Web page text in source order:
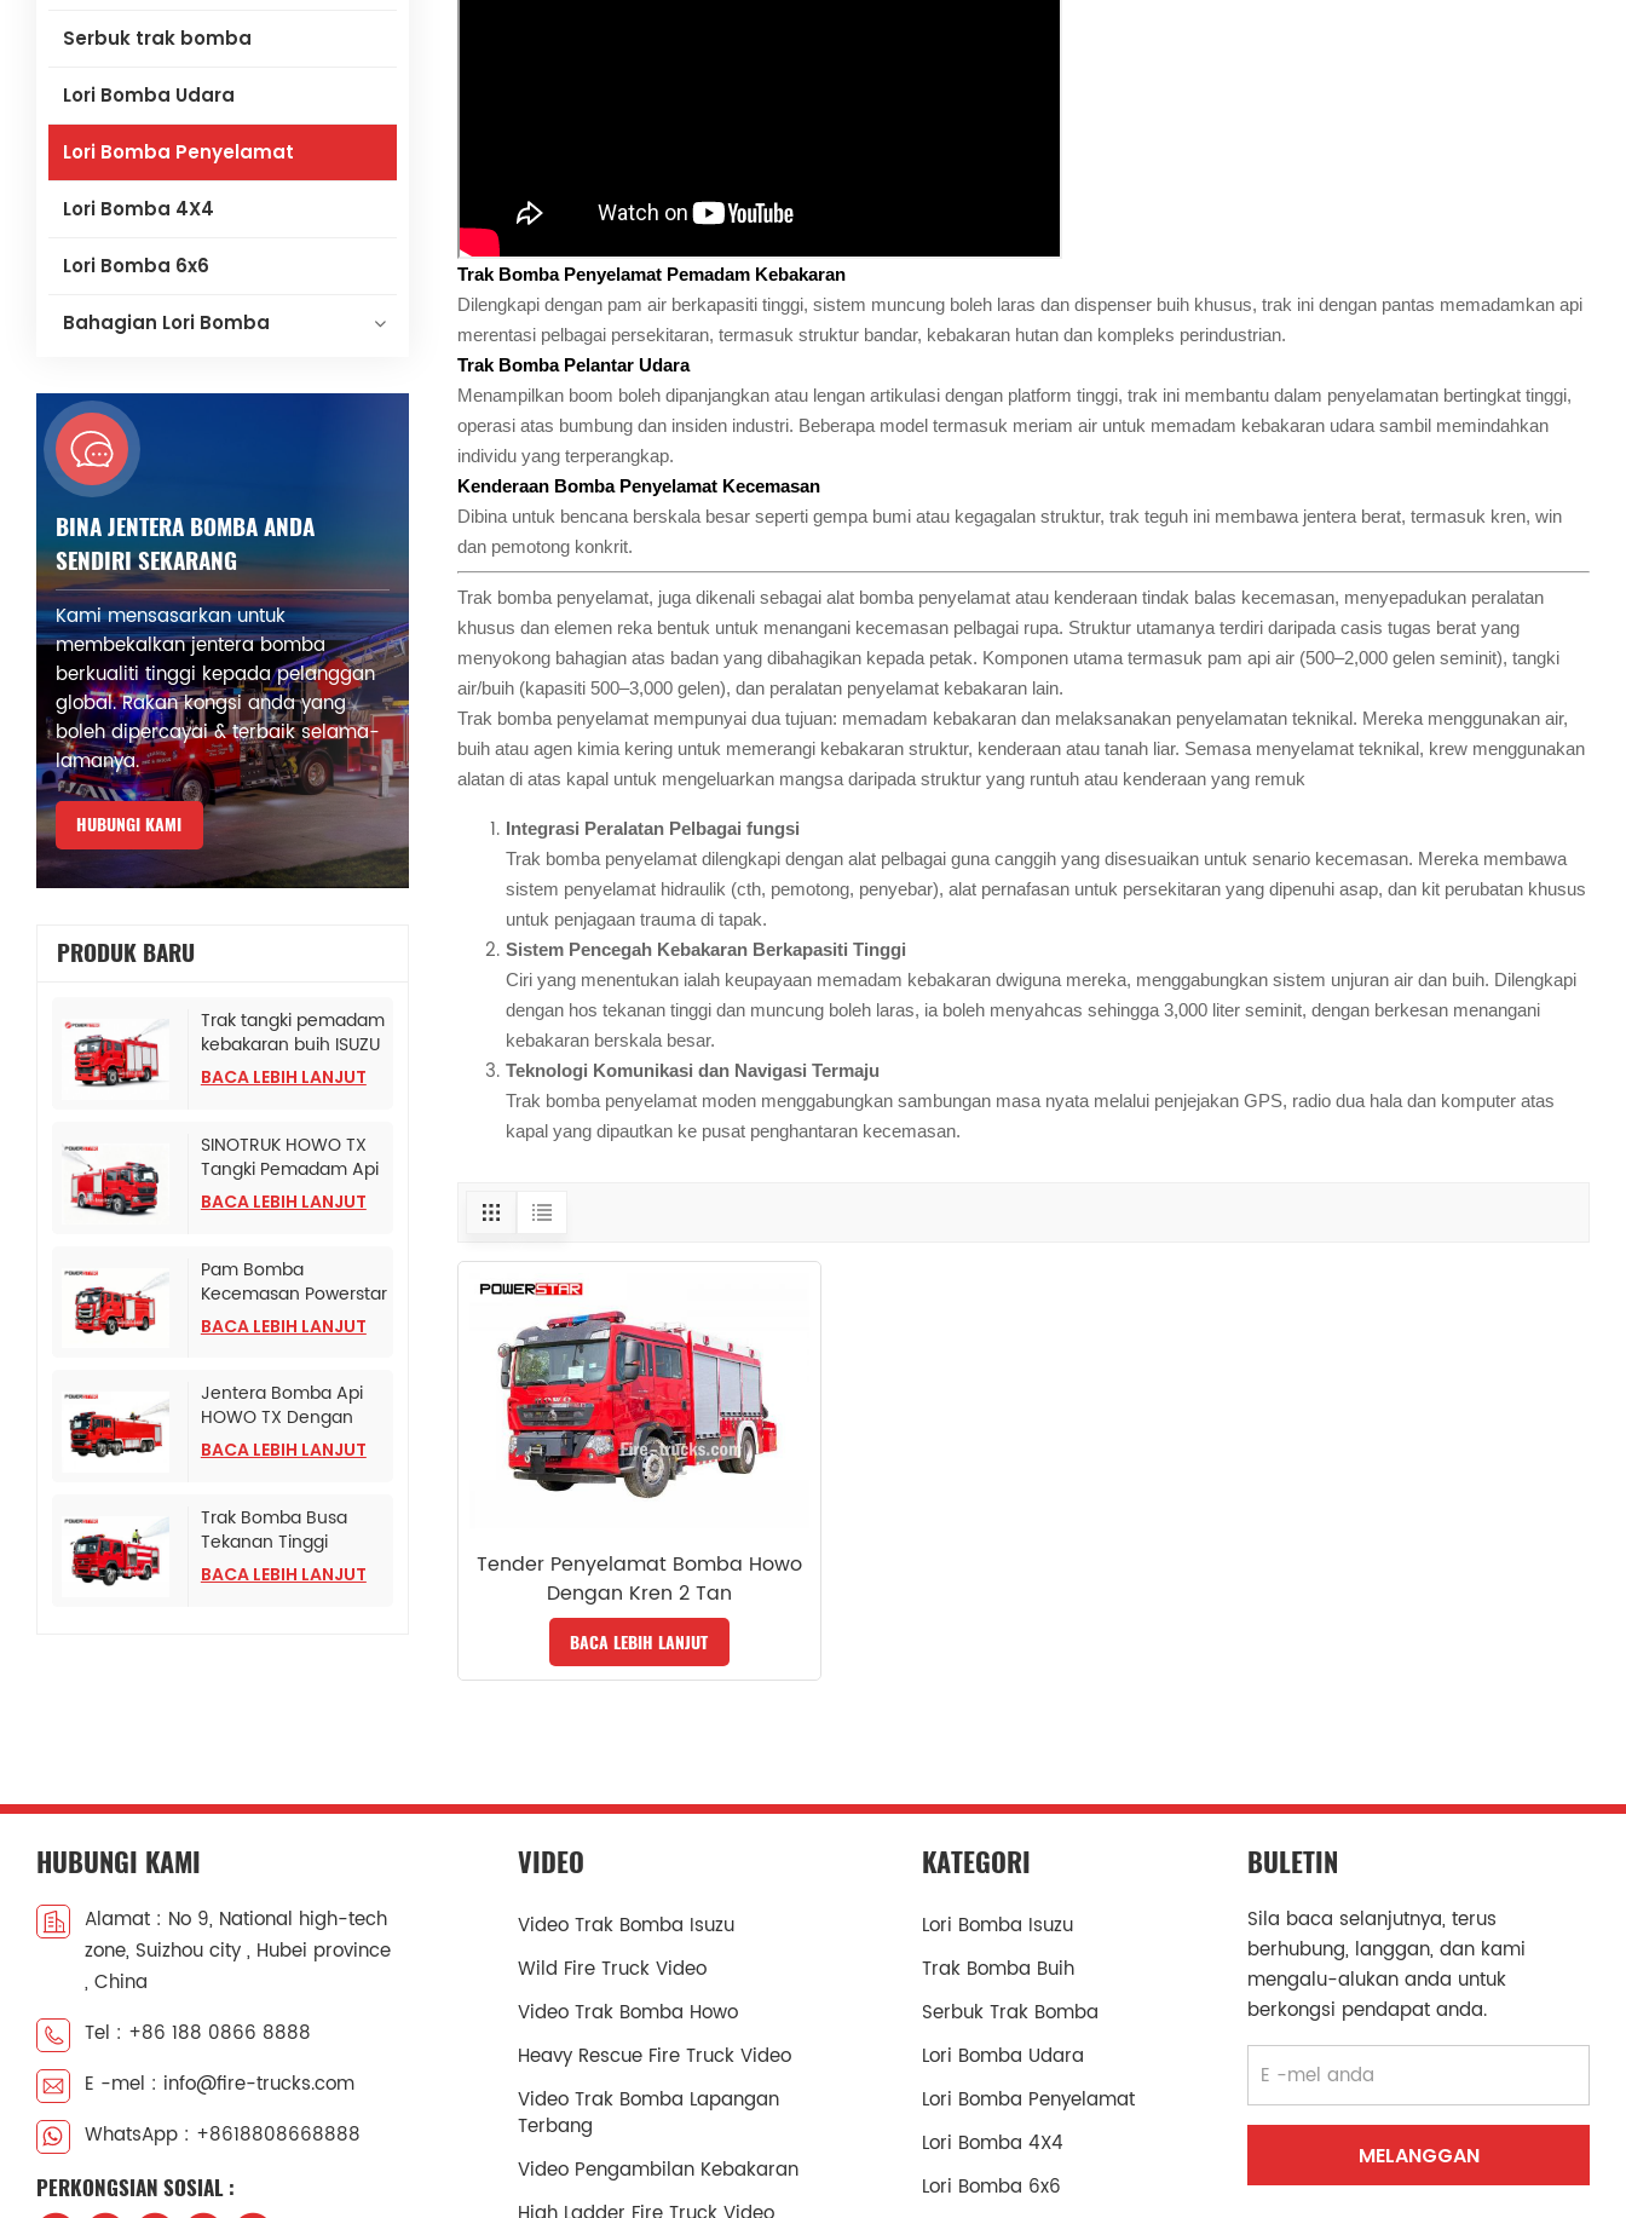
Serbuk trak bomba
Lori Bomba Udara
Lori Bomba Penyelamat
Lori Bomba 4X4
Lori Bomba 6x6
Bahagian Lori Bomba
BINA JENTERA BOMBA ANDA
SENDIRI SEKARANG
Kami mensasarkan untuk
membekalkan jentera bomba
berkualiti tinggi kepada pelanggan
global. Rakan kongsi anda yang
boleh dipercayai & terbaik selama-
lamanya.
HUBUNGI KAMI
PRODUK BARU
Trak tangki pemadam
kebakaran buih ISUZU
Albania
BACA LEBIH LANJUT
SINOTRUK HOWO TX
Tangki Pemadam Api
Buih Dipasang Pada
Lori
BACA LEBIH LANJUT
Pam Bomba
Kecemasan Powerstar
Isuzu 240 HP
BACA LEBIH LANJUT
Jentera Bomba Api
HOWO TX Dengan
Pam Bomba CB10/120
BACA LEBIH LANJUT
Trak Bomba Busa
Tekanan Tinggi
HOWO
BACA LEBIH LANJUT
Trak Bomba Penyelamat Pemadam Kebakaran
Dilengkapi dengan pam air berkapasiti tinggi, sistem muncung boleh laras dan dispenser buih khusus, trak ini dengan pantas memadamkan api
merentasi pelbagai persekitaran, termasuk struktur bandar, kebakaran hutan dan kompleks perindustrian.
Trak Bomba Pelantar Udara
Menampilkan boom boleh dipanjangkan atau lengan artikulasi dengan platform tinggi, trak ini membantu dalam penyelamatan bertingkat tinggi,
operasi atas bumbung dan insiden industri. Beberapa model termasuk meriam air untuk memadam kebakaran udara sambil memindahkan
individu yang terperangkap.
Kenderaan Bomba Penyelamat Kecemasan
Dibina untuk bencana berskala besar seperti gempa bumi atau kegagalan struktur, trak teguh ini membawa jentera berat, termasuk kren, win
dan pemotong konkrit.
Trak bomba penyelamat, juga dikenali sebagai alat bomba penyelamat atau kenderaan tindak balas kecemasan, menyepadukan peralatan
khusus dan elemen reka bentuk untuk menangani kecemasan pelbagai rupa. Struktur utamanya terdiri daripada casis tugas berat yang
menyokong bahagian atas badan yang dibahagikan kepada petak. Komponen utama termasuk pam api air (500–2,000 gelen seminit), tangki
air/buih (kapasiti 500–3,000 gelen), dan peralatan penyelamat kebakaran lain.
Trak bomba penyelamat mempunyai dua tujuan: memadam kebakaran dan melaksanakan penyelamatan teknikal. Mereka menggunakan air,
buih atau agen kimia kering untuk memerangi kebakaran struktur, kenderaan atau tanah liar. Semasa menyelamat teknikal, krew menggunakan
alatan di atas kapal untuk mengeluarkan mangsa daripada struktur yang runtuh atau kenderaan yang remuk
Integrasi Peralatan Pelbagai fungsi
Trak bomba penyelamat dilengkapi dengan alat pelbagai guna canggih yang disesuaikan untuk senario kecemasan. Mereka membawa
sistem penyelamat hidraulik (cth, pemotong, penyebar), alat pernafasan untuk persekitaran yang dipenuhi asap, dan kit perubatan khusus
untuk penjagaan trauma di tapak.
Sistem Pencegah Kebakaran Berkapasiti Tinggi
Ciri yang menentukan ialah keupayaan memadam kebakaran dwiguna mereka, menggabungkan sistem unjuran air dan buih. Dilengkapi
dengan hos tekanan tinggi dan muncung boleh laras, ia boleh menyahcas sehingga 3,000 liter seminit, dengan berkesan menangani
kebakaran berskala besar.
Teknologi Komunikasi dan Navigasi Termaju
Trak bomba penyelamat moden menggabungkan sambungan masa nyata melalui penjejakan GPS, radio dua hala dan komputer atas
kapal yang dipautkan ke pusat penghantaran kecemasan.
Tender Penyelamat Bomba Howo
Dengan Kren 2 Tan
BACA LEBIH LANJUT
HUBUNGI KAMI
Alamat : No 9, National high-tech
zone, Suizhou city , Hubei province
, China
Tel : +86 188 0866 8888
E -mel : info@fire-trucks.com
WhatsApp : +8618808668888
PERKONGSIAN SOSIAL :
VIDEO
Video Trak Bomba Isuzu
Wild Fire Truck Video
Video Trak Bomba Howo
Heavy Rescue Fire Truck Video
Video Trak Bomba Lapangan
Terbang
Video Pengambilan Kebakaran
KATEGORI
Lori Bomba Isuzu
Trak Bomba Buih
Serbuk Trak Bomba
Lori Bomba Udara
Lori Bomba Penyelamat
Lori Bomba 4X4
Lori Bomba 6x6
BULETIN
Sila baca selanjutnya, terus
berhubung, langgan, dan kami
mengalu-alukan anda untuk
berkongsi pendapat anda.